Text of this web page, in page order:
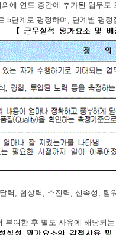
에 연도 중간에 추가된 업무도
5단계로 평정하며, 단계별 평정
력, 협상력, 추진력, 신속성,
부여한 후 별도 사유에 해당되